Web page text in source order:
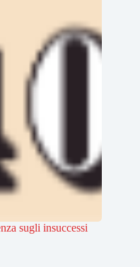
sugli insuccessi